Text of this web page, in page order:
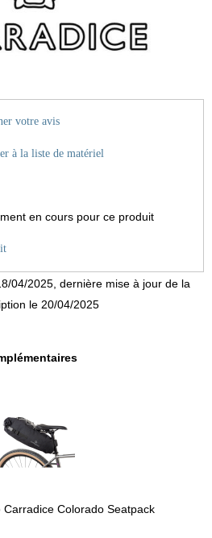
votre avis
à la liste de matériel
en cours pour ce produit
04/2025, dernière mise à jour de la
le 20/04/2025
Carradice Colorado Seatpack